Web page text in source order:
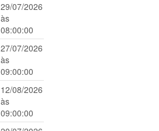
29/07/2026
às
08:00:00
27/07/2026
às
09:00:00
12/08/2026
às
09:00:00